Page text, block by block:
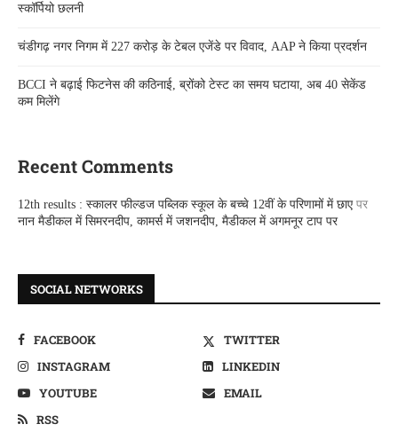
स्कॉर्पियो छलनी
चंडीगढ़ नगर निगम में 227 करोड़ के टेबल एजेंडे पर विवाद, AAP ने किया प्रदर्शन
BCCI ने बढ़ाई फिटनेस की कठिनाई, ब्रोंको टेस्ट का समय घटाया, अब 40 सेकेंड
कम मिलेंगे
Recent Comments
12th results : स्कालर फील्डज पब्लिक स्कूल के बच्चे 12वीं के परिणामों में छाएपर
नान मैडीकल में सिमरनदीप, कामर्स में जशनदीप, मैडीकल में अगमनूर टाप पर
SOCIAL NETWORKS
FACEBOOK
TWITTER
INSTAGRAM
LINKEDIN
YOUTUBE
EMAIL
RSS